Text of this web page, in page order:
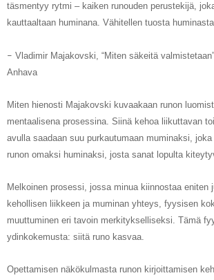
täsmentyy rytmi ‒ kaiken runouden perustekijä,
kauttaaltaan huminana. Vähitellen tuosta
‒ Vladimir Majakovski, “Miten säkeitä
Anhava
Miten hienosti Majakovski kuvaakaan runon
mentaalisena prosessina. Siinä kehoa liikuttavan
avulla saadaan suu purkautumaan muminaksi,
runon omaksi huminaksi, josta sanat lopulta
Melkoinen prosessi, jossa minua kiinnostaa eniten
kehollisen liikkeen ja muminan yhteys, fyysisen
muuttuminen eri tavoin merkitykselliseksi. Tämä
ydinkokemusta: siitä runo kasvaa.
Opettamisen näkökulmasta runon kirjoittamisen